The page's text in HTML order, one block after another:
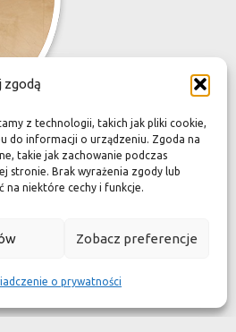
zgodą
z technologii, takich jak pliki cookie,
do informacji o urządzeniu. Zgoda na
takie jak zachowanie podczas
stronie. Brak wyrażenia zgody lub
na niektóre cechy i funkcje.
Zobacz preferencje
o prywatności